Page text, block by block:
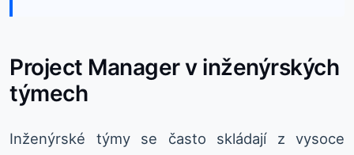
Project Manager v inženýrských
týmech
Inženýrské týmy se často skládají z vysoce